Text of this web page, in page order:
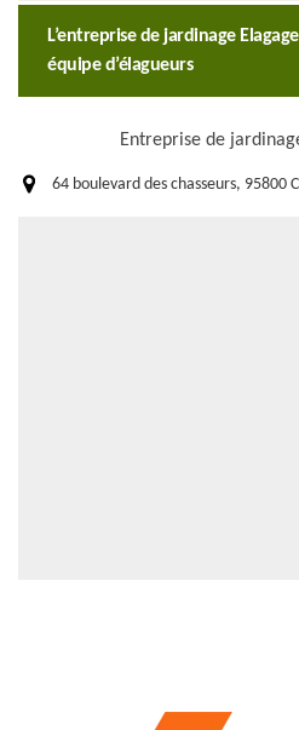
L’entreprise de jardinage
équipe d’élagueurs
Entreprise de
64 boulevard des chasseurs, 95800